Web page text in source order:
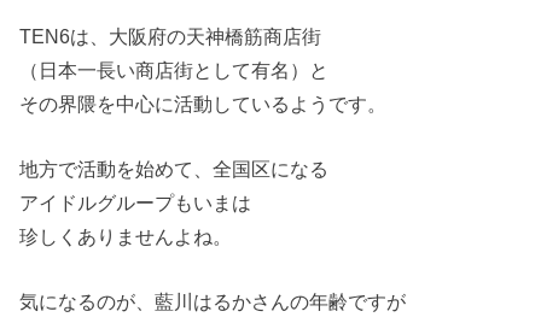
TEN6は、大阪府の天神橋筋商店街
（日本一長い商店街として有名）と
その界隈を中心に活動しているようです。
地方で活動を始めて、全国区になる
アイドルグループもいまは
珍しくありませんよね。
気になるのが、藍川はるかさんの年齢ですが